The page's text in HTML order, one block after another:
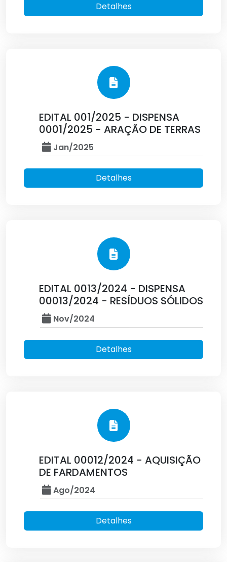
Detalhes
EDITAL 001/2025 - DISPENSA
0001/2025 - ARAÇÃO DE TERRAS
Jan/2025
Detalhes
EDITAL 0013/2024 - DISPENSA
00013/2024 - RESÍDUOS SÓLIDOS
Nov/2024
Detalhes
EDITAL 00012/2024 - AQUISIÇÃO
DE FARDAMENTOS
Ago/2024
Detalhes